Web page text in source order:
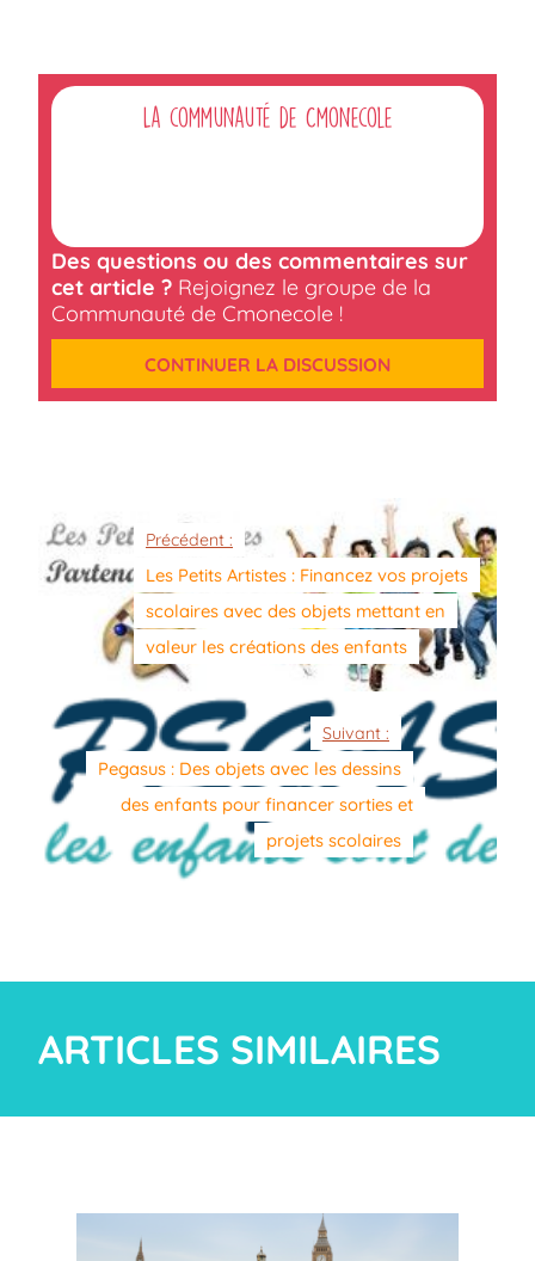
La communauté de Cmonecole
Des questions ou des commentaires sur
cet article ?Rejoignez le groupe de la
Communauté de Cmonecole !
CONTINUER LA DISCUSSION
Précédent :
Les Petits Artistes : Financez vos projets
scolaires avec des objets mettant en
valeur les créations des enfants
Suivant :
Pegasus : Des objets avec les dessins
des enfants pour financer sorties et
projets scolaires
ARTICLES SIMILAIRES